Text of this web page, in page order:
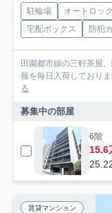
駐輪場 オートロック
宅配ボックス
防犯
田園都市線の三軒茶屋
報を毎日入荷しており
る
募集中の部屋
6階
15.6
賃貸マンション